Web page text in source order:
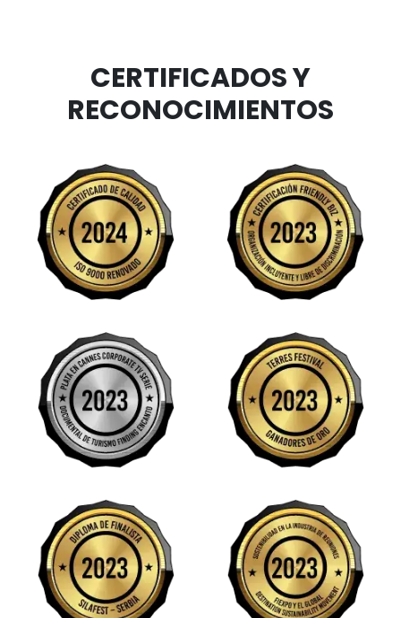
CERTIFICADOS Y
RECONOCIMIENTOS